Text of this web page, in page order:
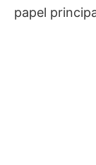
papel